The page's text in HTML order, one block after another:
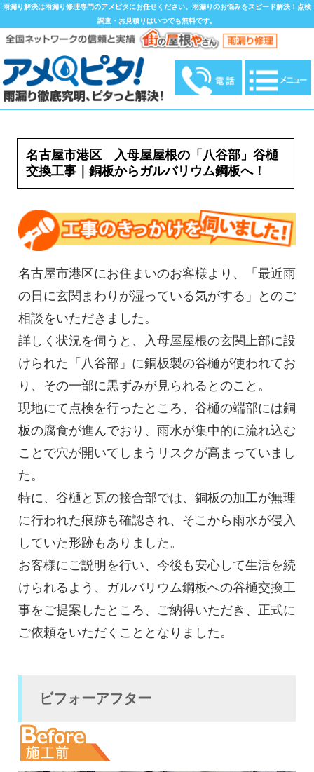
雨漏り解決は雨漏り修理専門のアメピタにお任せください。雨漏りのお悩みをスピード解決！点検
調査・お見積りはいつでも無料です。
名古屋市港区 入母屋屋根の「八谷部」谷樋
交換工事｜銅板からガルバリウム鋼板へ！
名古屋市港区にお住まいのお客様より、「最近雨
の日に玄関まわりが湿っている気がする」とのご
相談をいただきました。
詳しく状況を伺うと、入母屋屋根の玄関上部に設
けられた「八谷部」に銅板製の谷樋が使われてお
り、その一部に黒ずみが見られるとのこと。
現地にて点検を行ったところ、谷樋の端部には銅
板の腐食が進んでおり、雨水が集中的に流れ込む
ことで穴が開いてしまうリスクが高まっていまし
た。
特に、谷樋と瓦の接合部では、銅板の加工が無理
に行われた痕跡も確認され、そこから雨水が侵入
していた形跡もありました。
お客様にご説明を行い、今後も安心して生活を続
けられるよう、ガルバリウム鋼板への谷樋交換工
事をご提案したところ、ご納得いただき、正式に
ご依頼をいただくこととなりました。
ビフォーアフター